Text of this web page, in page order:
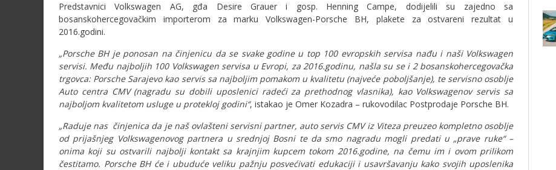
Predstavnici Volkswagen AG, gđa Desire Grauer i gosp. Henning Campe, dodijelili su zajedno sa
bosanskohercegovačkim importerom za marku Volkswagen-Porsche BH, plakete za ostvareni rezultat u
2016.godini.
„Porsche BH je ponosan na činjenicu da se svake godine u top 100 evropskih servisa nađu i naši Volkswagen
servisi. Među najboljih 100 Volkswagen servisa u Evropi, za 2016.godinu, našla su se i 2 bosanskohercegovačka
trgovca: Porsche Sarajevo kao servis sa najboljim pomakom u kvalitetu (najveće poboljšanje), te servisno osoblje
Auto centra CMV (nagradu su dobili uposlenici radeći za prethodnog vlasnika), kao Volkswagenov servis sa
najboljom kvalitetom usluge u protekloj godini“, istakao je Omer Kozadra – rukovodilac Postprodaje Porsche BH.
„Raduje nas činjenica da je naš ovlašteni servisni partner, auto servis CMV iz Viteza preuzeo kompletno osoblje
od prijašnjeg Volkswagenovog partnera u srednjoj Bosni te da smo nagradu mogli predati u „prave ruke“ –
onima koji su ostvarili najbolji kontakt sa krajnjim kupcem tokom 2016.godine, na čemu im i ovom prilikom
čestitamo. Porsche BH će i ubuduće veliku pažnju posvećivati edukaciji i usavršavanju kako svojih uposlenika